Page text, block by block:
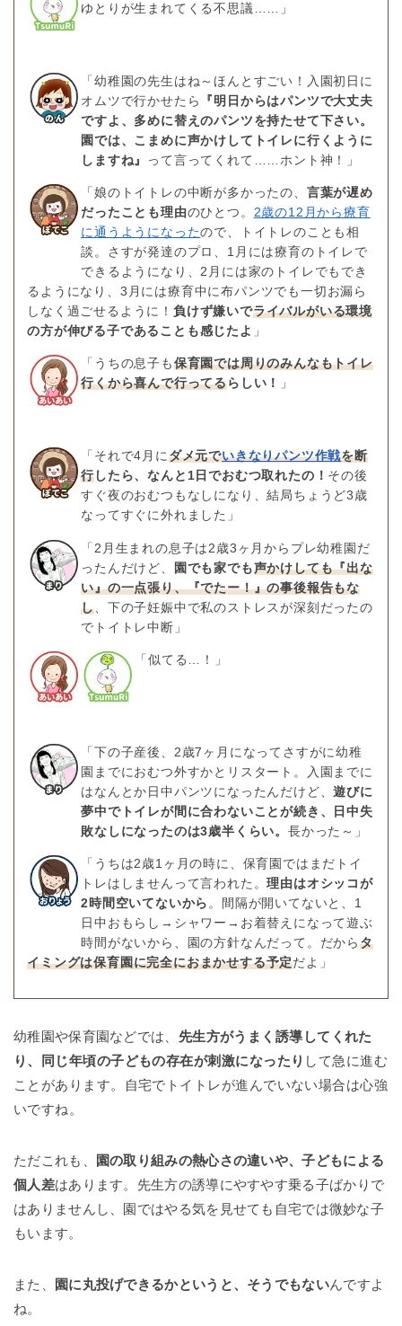
ゆとりが生まれてくる不思議……」
「幼稚園の先生はね～ほんとすごい！入園初日に
オムツで行かせたら
『明日からはパンツで大丈夫
ですよ、多めに替えのパンツを持たせて下さい。
園では、こまめに声かけしてトイレに行くように
しますね』
って言ってくれて……ホント神！」
「娘のトイトレの中断が多かったの、 言葉が遅め
だったことも理由のひとつ。 2歳の12月から療育
に通うようになったので、トイトレのことも相
談。さすが発達のプロ、1月には療育のトイレで
できるようになり、2月には家のトイレでもでき
るようになり、3月には療育中に布パンツでも一切お漏ら
しなく過ごせるように！負けず嫌いでライバルがいる環境
の方が伸びる子であることも感じたよ 」
「うちの息子も保育園では周りのみんなもトイレ
行くから喜んで行ってるらしい！ 」
「それで4月にダメ元でいきなりパンツ作戦を断
行したら、なんと1日でおむつ取れたの！ その後
すぐ夜のおむつもなしになり、結局ちょうど3歳
なってすぐに外れました」
「2月生まれの息子は2歳3ヶ月からプレ幼稚園だ
ったんだけど、
園でも家でも声かけしても『出な
い』の一点張り、『でたー！』の事後報告もな
し 、下の子妊娠中で私のストレスが深刻だったの
でトイトレ中断」
「似てる…！」
「下の子産後、2歳7ヶ月になってさすがに幼稚
園までにおむつ外すかとリスタート。入園までに
はなんとか日中パンツになったんだけど、遊びに
夢中でトイレが間に合わないことが続き、日中失
敗なしになったのは3歳半くらい。長かった～」
「うちは2歳1ヶ月の時に、保育園ではまだトイ
トレはしませんって言われた。理由はオシッコが
2時間空いてないから 。間隔が開いてないと、1
日中おもらし→シャワー→お着替えになって遊ぶ
時間がないから、園の方針なんだって。だからタ
イミングは保育園に完全におまかせする予定だよ」
幼稚園や保育園などでは、 先生方がうまく誘導してくれた
り、同じ年頃の子どもの存在が刺激になったり して急に進む
ことがあります。自宅でトイトレが進んでいない場合は心強
いですね。
ただこれも、
園の取り組みの熱心さの違いや、子どもによる
個人差はあります。先生方の誘導にやすやす乗る子ばかりで
はありませんし、園ではやる気を見せても自宅では微妙な子
もいます。
また、 園に丸投げできるかというと、そうでもないんですよ
ね。